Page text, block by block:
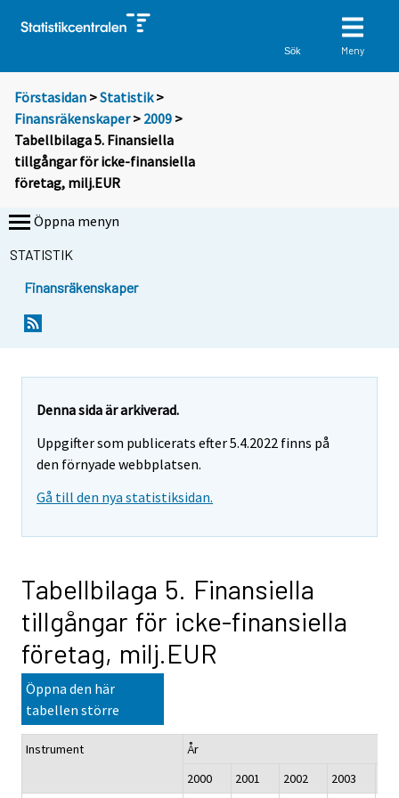
Sök Meny
Förstasidan >Statistik >
Finansräkenskaper> 2009 >
Tabellbilaga 5. Finansiella
tillgångar för icke-finansiella
företag, milj.EUR
Öppna menyn
STATISTIK
Finansräkenskaper
Denna sida är arkiverad.
Uppgifter som publicerats efter 5.4.2022 finns på
den förnyade webbplatsen.
Gå till den nya statistiksidan.
Tabellbilaga 5. Finansiella
tillgångar för icke-finansiella
företag, milj.EUR
Öppna den här
tabellen större
Instrument
År
2000
2001 2002 2003